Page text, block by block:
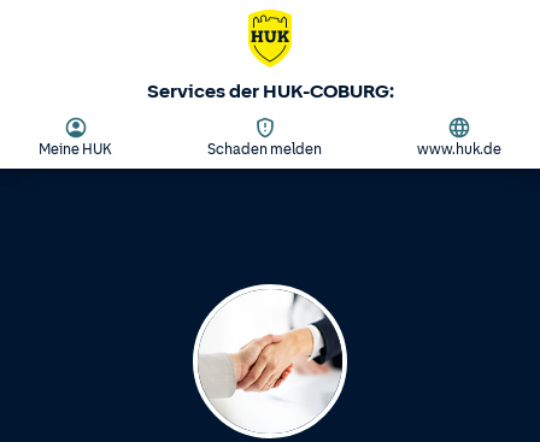
Services der HUK-COBURG:
Meine HUK Schaden melden www.huk.de